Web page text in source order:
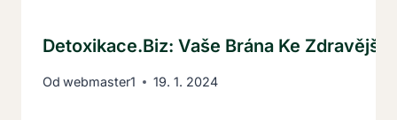
Detoxikace.biz: Vaše Brána Ke
Od webmaster1 19. 1. 2024